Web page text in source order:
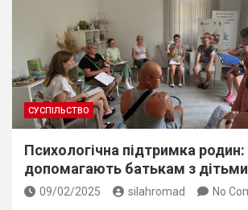
СУСПІЛЬСТВО
Психологічна підтримка родин:
допомагають батькам з
09/02/2025 silahromad No